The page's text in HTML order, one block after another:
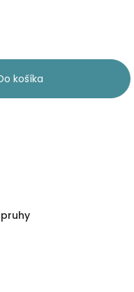
košíka